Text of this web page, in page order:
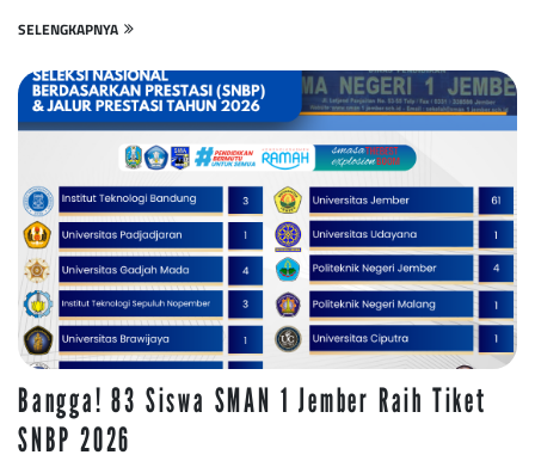
SELENGKAPNYA
Bangga! 83 Siswa SMAN 1 Jember Raih Tiket
SNBP 2026